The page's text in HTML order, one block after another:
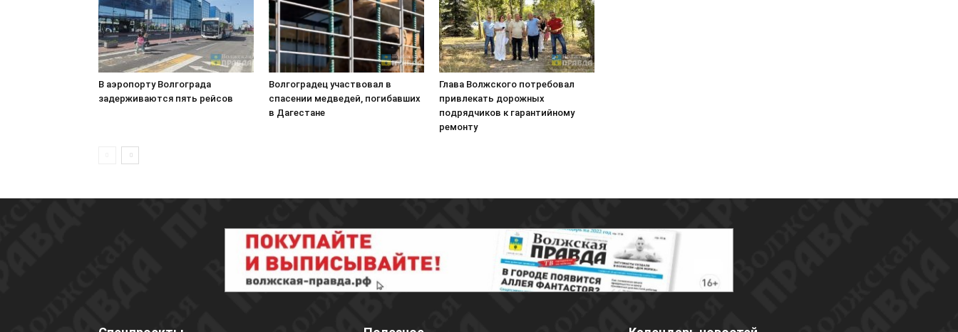
В аэропорту Волгограда
задерживаются пять рейсов
Волгоградец участвовал в
спасении медведей, погибавших
в Дагестане
Глава Волжского потребовал
привлекать дорожных
подрядчиков к гарантийному
ремонту